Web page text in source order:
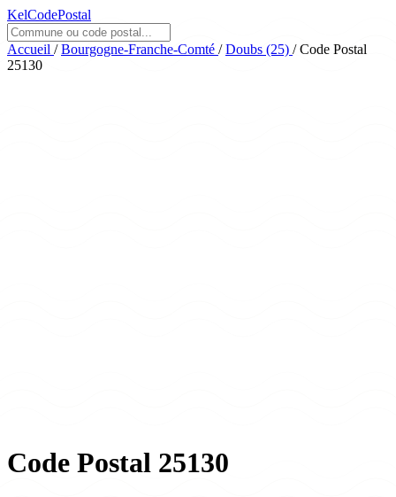
KelCodePostal
Accueil / Bourgogne-Franche-Comté / Doubs (25) / Code Postal
25130
Code Postal 25130